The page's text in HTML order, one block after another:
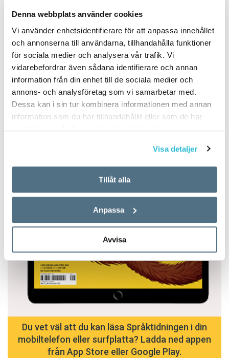
Denna webbplats använder cookies
Vi använder enhetsidentifierare för att anpassa innehållet
och annonserna till användarna, tillhandahålla funktioner
för sociala medier och analysera vår trafik. Vi
vidarebefordrar även sådana identifierare och annan
information från din enhet till de sociala medier och
annons- och analysföretag som vi samarbetar med.
Dessa kan i sin tur kombinera informationen med annan
information som du har tillhandahållit eller som de har
samlat in när du har använt deras tjänster.
Visa detaljer
Tillåt alla
Anpassa
Avvisa
Du vet väl att du kan läsa Språktidningen i din
mobiltelefon eller surfplatta? Ladda ned appen
från App Store eller Google Play.